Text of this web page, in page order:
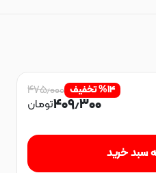
%۱۴ تخفیف ۴۷۵٫۰۰۰
۴۰۹٫۳۰۰تومان
سبد خرید